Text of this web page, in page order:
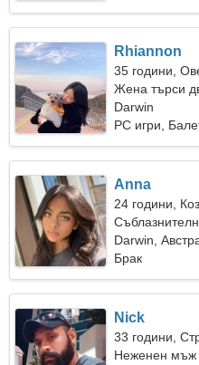
Rhiannon
35 години,
Жена търси
Darwin
PC игри,
Anna
24 години,
Darwin,
Брак
Nick
33 години,
Неженен мъж